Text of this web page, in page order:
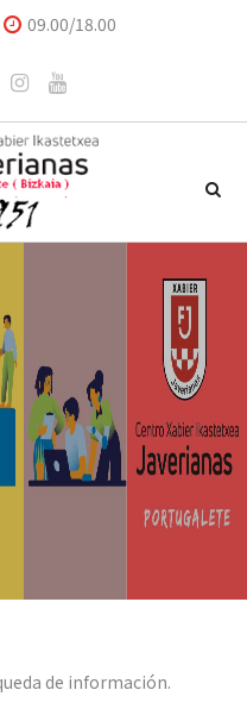
09.00/18.00
de información.